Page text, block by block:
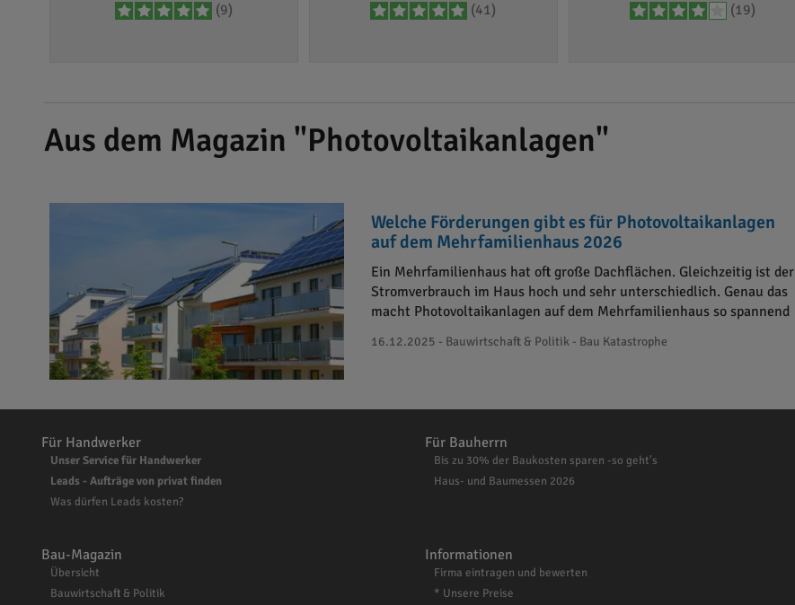
(9) (41) (19)
Aus dem Magazin "Photovoltaikanlagen"
Welche Förderungen gibt es für Photovoltaikanlagen
auf dem Mehrfamilienhaus 2026
Ein Mehrfamilienhaus hat oft große Dachflächen. Gleichzeitig ist der
Stromverbrauch im Haus hoch und sehr unterschiedlich. Genau das
macht Photovoltaikanlagen auf dem Mehrfamilienhaus so spannend
16.12.2025 - Bauwirtschaft & Politik - Bau Katastrophe
Für Handwerker
Unser Service für Handwerker
Leads - Aufträge von privat finden
Was dürfen Leads kosten?
Für Bauherrn
Bis zu 30% der Baukosten sparen -so geht's
Haus- und Baumessen 2026
Bau-Magazin
Übersicht
Bauwirtschaft & Politik
Informationen
Firma eintragen und bewerten
* Unsere Preise